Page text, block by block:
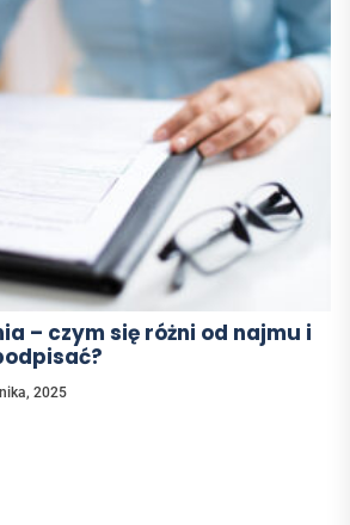
– czym się różni od najmu i
2025